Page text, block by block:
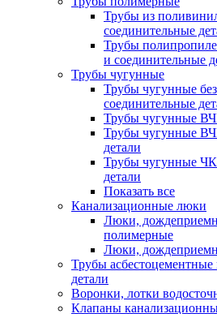
Трубы из
соединительные
Трубы
и соединительные
Трубы чугунные
Трубы чугунные
соединительные
Трубы чугунные
Трубы чугунные
детали
Трубы чугунные
детали
Показать все
Канализационные люки
Люки,
полимерные
Люки,
Трубы
детали
Воронки, лотки
Клапаны